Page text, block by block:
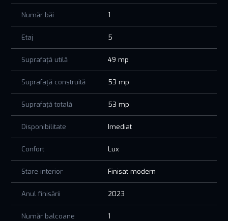
Număr băi 1
Etaj 5
Suprafață utilă 49 mp
Suprafață construită 53 mp
Suprafață totală 53 mp
Disponibilitate Imediat
Confort Lux
Stare interior Finisat modern
Anul finisării 2023
Număr balcoane 1